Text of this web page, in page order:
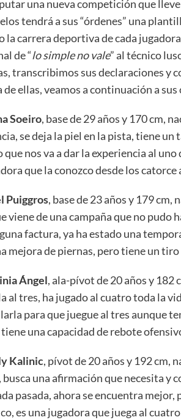
una nueva competición que
tendrá a sus “órdenes” una
la carrera deportiva de cada
de “lo simple no vale” al técnico
transcribimos sus declaraciones y
de ellas, veamos a continuación a
Soeiro, base de 29 años y 170 cm,
se deja la piel en la pista, tiene
nos va a dar la experiencia al
que la conozco desde los catorce
Puiggros, base de 23 años y 179 cm,
viene de una campaña que no pudo
factura, ya ha estado una
mejora de piernas, pero tiene un
Ángel, ala-pívot de 20 años y 182
al tres, ha jugado al cuatro toda la
para que juegue al tres aunque
una capacidad de rebote
Kalinic, pívot de 20 años y 192 cm,
una afirmación que necesita y
pasada, ahora se encuentra
es una jugadora que juega al